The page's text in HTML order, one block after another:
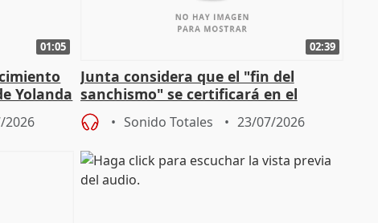
01:05
Yolanda
2026
02:39
Junta considera que el "fin del
sanchismo" se certificará en el
Congreso con la "caída" del techo de
Sonido Totales 23/07/2026